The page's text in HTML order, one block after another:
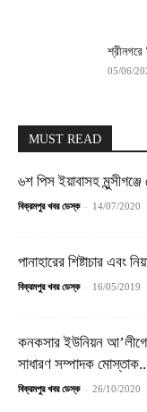
শ্রীনগরে
05/06/
MUST READ
৬শ পিস ইয়াবাসহ
বিক্রমপুর খবর ডেস্ক - 14/07/2020
পানাহারের শিষ্টাচার এবং
বিক্রমপুর খবর ডেস্ক - 16/05/2019
কনকসার ইউনিয়ন
সাধারণ সম্পাদক
বিক্রমপুর খবর ডেস্ক - 26/10/2020